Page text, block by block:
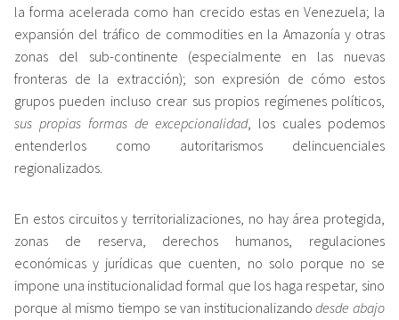
la forma acelerada como han crecido estas en Venezuela; la
expansión del tráfico de commodities en la Amazonía y otras
zonas del sub-continente (especialmente en las nuevas
fronteras de la extracción); son expresión de cómo estos
grupos pueden incluso crear sus propios regímenes políticos,
sus propias formas de excepcionalidad, los cuales podemos
entenderlos como autoritarismos delincuenciales
regionalizados.
En estos circuitos y territorializaciones, no hay área protegida,
zonas de reserva, derechos humanos, regulaciones
económicas y jurídicas que cuenten, no solo porque no se
impone una institucionalidad formal que los haga respetar, sino
porque al mismo tiempo se van institucionalizandodesde abajo